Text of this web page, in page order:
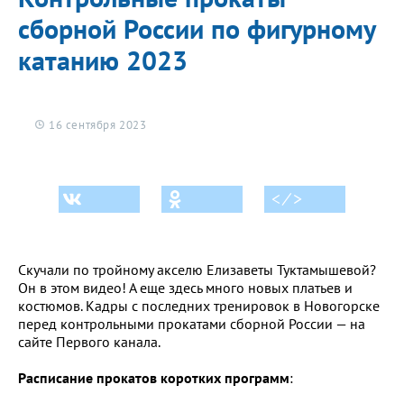
сборной России по фигурному
катанию 2023
16 сентября 2023
< ⁄ >
Скучали по тройному акселю Елизаветы Туктамышевой?
Он в этом видео! А еще здесь много новых платьев и
костюмов. Кадры с последних тренировок в Новогорске
перед контрольными прокатами сборной России — на
сайте Первого канала.
Расписание прокатов коротких программ: